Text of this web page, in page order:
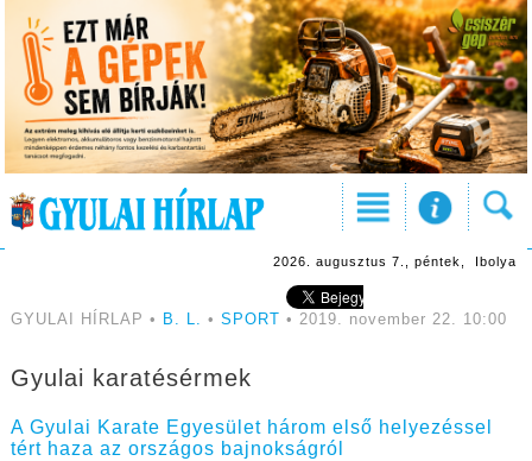
2026. augusztus 7., péntek, Ibolya
GYULAI HÍRLAP • B. L. • SPORT • 2019. november 22. 10:00
Gyulai karatésérmek
A Gyulai Karate Egyesület három első helyezéssel
tért haza az országos bajnokságról